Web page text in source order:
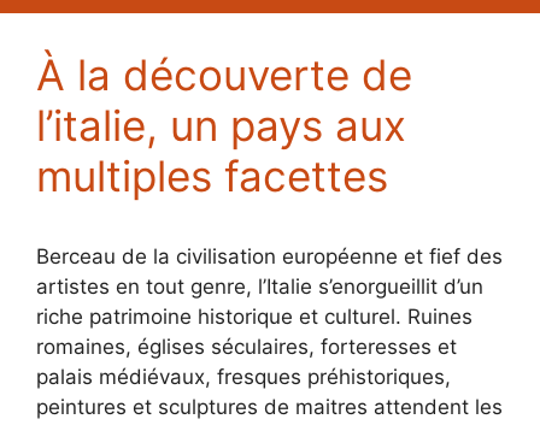
À la découverte de
l’italie, un pays aux
multiples facettes
Berceau de la civilisation européenne et fief des
artistes en tout genre, l’Italie s’enorgueillit d’un
riche patrimoine historique et culturel. Ruines
romaines, églises séculaires, forteresses et
palais médiévaux, fresques préhistoriques,
peintures et sculptures de maitres attendent les